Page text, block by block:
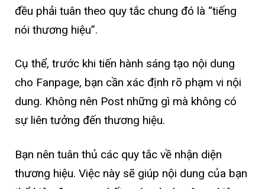
đều phải tuân theo quy tắc chung đó là “tiếng
nói thương hiệu”.
Cụ thể, trước khi tiến hành sáng tạo nội dung
cho Fanpage, bạn cần xác định rõ phạm vi nội
dung. Không nên Post những gì mà không có
sự liên tưởng đến thương hiệu.
Bạn nên tuân thủ các quy tắc về nhận diện
thương hiệu. Việc này sẽ giúp nội dung của bạn